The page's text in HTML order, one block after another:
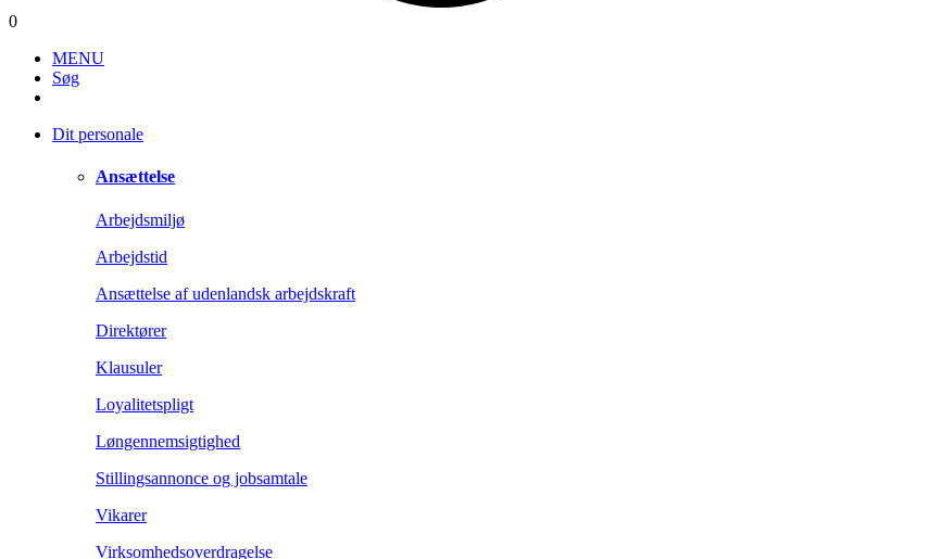
0
MENU
Søg
Dit personale
Ansættelse
Arbejdsmiljø
Arbejdstid
Ansættelse af udenlandsk arbejdskraft
Direktører
Klausuler
Loyalitetspligt
Løngennemsigtighed
Stillingsannonce og jobsamtale
Vikarer
Virksomhedsoverdragelse